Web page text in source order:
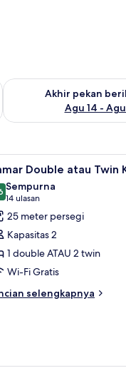
Agu 7 - Agu 9
Akhir pekan
Agu 14 - Agu
Periksa ketersediaan
setrika/meja setrika, dan
5 Double atau Twin
dari 10
Sempurna
14 ulasan
(14
ulasan)
25 meter persegi
Kapasitas 2
1 double ATAU 2 twin
Wi-Fi Gratis
selengkapnya